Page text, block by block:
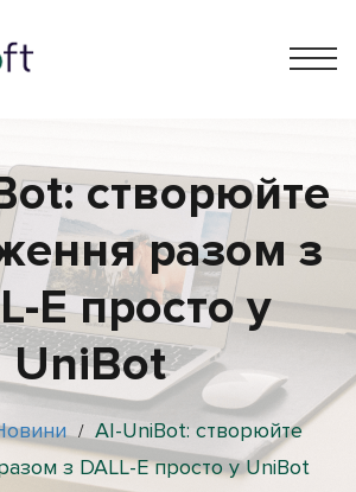
створюйте
разом з
E просто у
UniBot
/ AI-UniBot: створюйте
з DALL-E просто у UniBot